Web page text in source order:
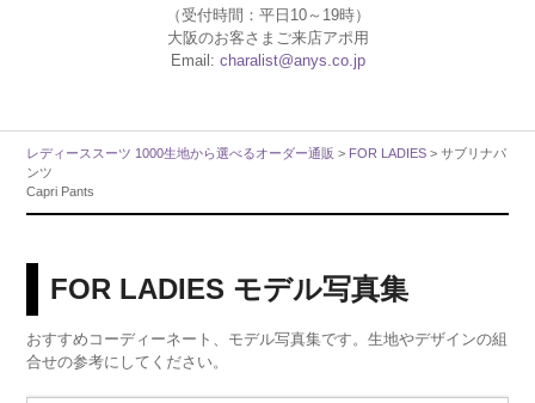
（受付時間：平日10～19時）
大阪のお客さまご来店アポ用
Email: charalist@anys.co.jp
レディーススーツ 1000生地から選べるオーダー通販 > FOR LADIES > サブリナパ
ンツ
Capri Pants
FOR LADIES モデル写真集
おすすめコーディーネート、モデル写真集です。生地やデザインの組
合せの参考にしてください。